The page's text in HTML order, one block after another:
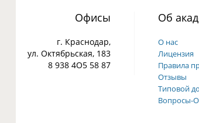
Офисы
г. Краснодар,
ул. Октябрьская, 183
8 938 4О5 58 87
Об
О нас
Лицензия
Правила
Отзывы
Типовой
Вопросы-